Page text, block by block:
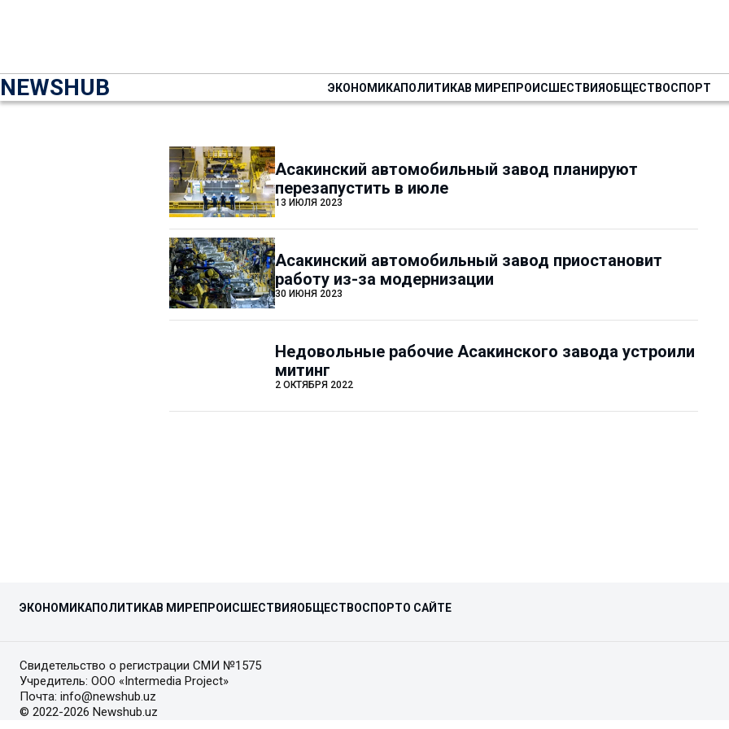
NEWSHUB ЭКОНОМИКАПОЛИТИКАВ МИРЕПРОИСШЕСТВИЯОБЩЕСТВОСПОРТ
Асакинский автомобильный завод планируют
перезапустить в июле
13 ИЮЛЯ 2023
Асакинский автомобильный завод приостановит
работу из-за модернизации
30 ИЮНЯ 2023
Недовольные рабочие Асакинского завода устроили
митинг
2 ОКТЯБРЯ 2022
ЭКОНОМИКАПОЛИТИКАВ МИРЕПРОИСШЕСТВИЯ ОБЩЕСТВОСПОРТО САЙТЕ
Свидетельство о регистрации СМИ №1575
Учредитель: ООО «Intermedia Project»
Почта: info@newshub.uz
© 2022-2026 Newshub.uz